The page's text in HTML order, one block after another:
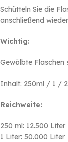
Schütteln Sie die
anschließend
Wichtig:
Gewölbte Flaschen
Inhalt: 250ml / 1 /
Reichweite:
250 ml: 12.500 Liter
1 Liter: 50.000 Liter